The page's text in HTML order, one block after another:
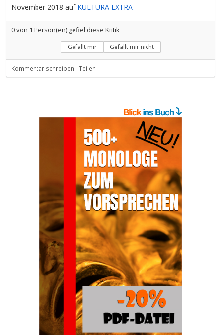
November 2018 auf KULTURA-EXTRA
0von 1 Person(en) gefiel diese Kritik
Gefällt mir Gefällt mir nicht
Kommentar schreiben Teilen